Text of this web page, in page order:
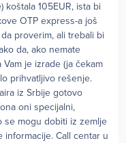
koštala 105EUR, ista bi
OTP express-a još
proverim, ali trebali bi
da, ako nemate
je izrade (ja čekam
prihvatljivo rešenje.
iz Srbije gotovo
oni specijalni,
se mogu dobiti iz zemlje
informacije. Call centar u